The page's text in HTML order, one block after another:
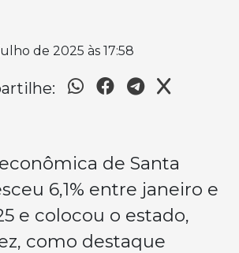
de 2025 às 17:58
de Santa
6,1% entre janeiro e
e colocou o estado,
como destaque